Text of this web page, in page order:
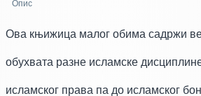
Опис
Ова књижица малог обима садржи
обухвата разне исламске
исламског права па до исламског